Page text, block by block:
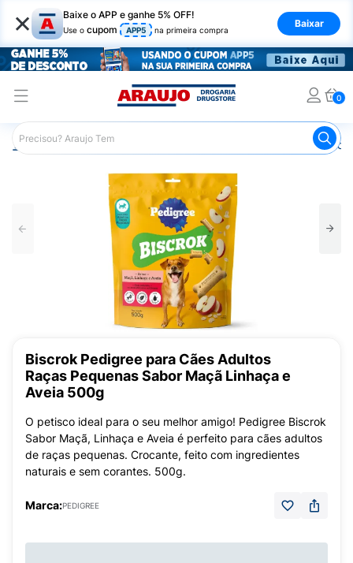
× Baixe o APP e ganhe 5% OFF!
Use o cupom APP5 na primeira compra
Baixar
0
Araujo Pet Shop Petiscos para Cachorro
Biscrok Pedigree para Cães Adultos
Raças Pequenas Sabor Maçã Linhaça e
Aveia 500g
O petisco ideal para o seu melhor amigo! Pedigree Biscrok
Sabor Maçã, Linhaça e Aveia é perfeito para cães adultos
de raças pequenas. Crocante, feito com ingredientes
naturais e sem corantes. 500g.
Marca:PEDIGREE